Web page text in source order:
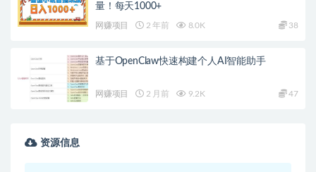
量！每天1000+
网赚项目 2 年前 8.0K 38
基于OpenClaw快速构建个人AI智能助手
网赚项目 2 月前 9.2K 47
资源信息